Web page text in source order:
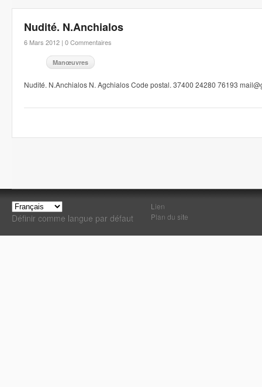
Nudité. N.Anchialos
6 Mars 2012 | 0 Commentaires
Manœuvres
Nudité. N.Anchialos N. Agchialos Code postal. 37400 24280 76193
Définir comme langue par défaut
Lien
Plan du site